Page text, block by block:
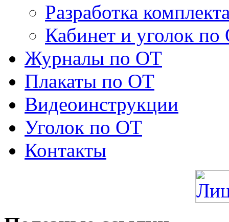
Разработка
Кабинет и уголок
Журналы по ОТ
Плакаты по ОТ
Видеоинструкции
Уголок по ОТ
Контакты